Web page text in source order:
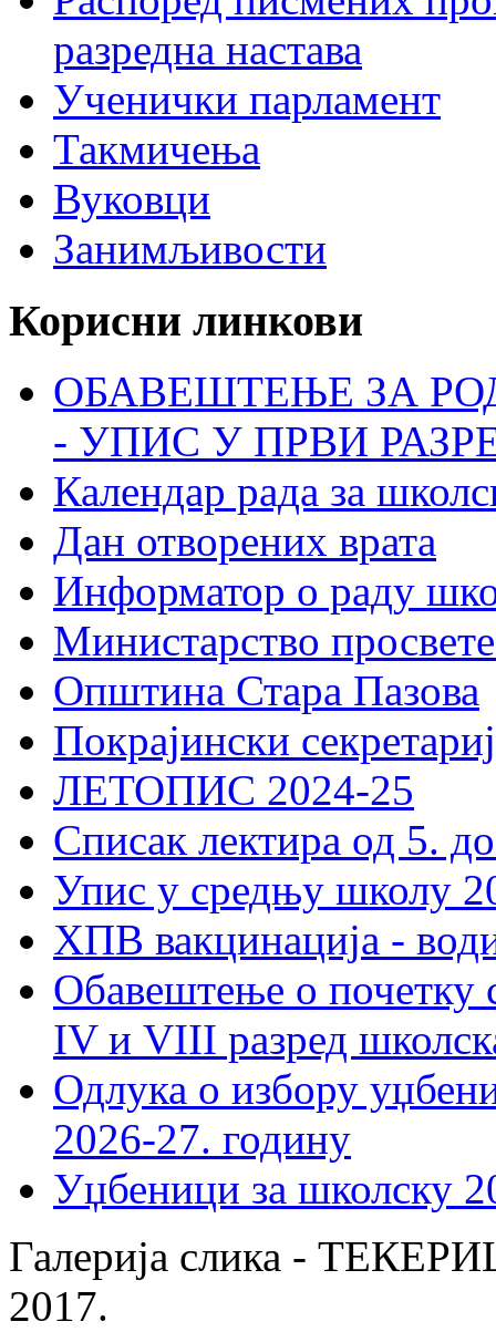
разредна настава
Ученички парламент
Такмичења
Вуковци
Занимљивости
Корисни линкови
ОБАВЕШТЕЊЕ ЗА
- УПИС У ПРВИ
Календар рада за
Дан отворених врата
Информатор о раду
Министарство
Општина Стара Пазова
Покрајински
ЛЕТОПИС 2024-25
Списак лектира од 5.
Упис у средњу школу
ХПВ вакцинација -
Обавештење о почетку
IV и VIII разред
Одлука о избору
2026-27. годину
Уџбеници за школску
Галерија слика -
2017.